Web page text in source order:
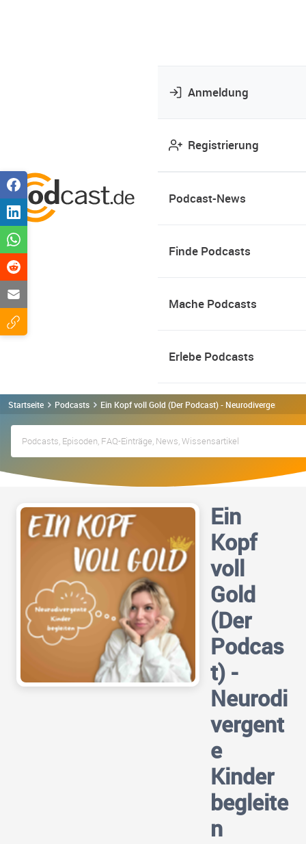
Anmeldung
Registrierung
Podcast-News
Finde Podcasts
Mache Podcasts
Erlebe Podcasts
Startseite Podcasts Ein Kopf voll Gold (Der Podcast) - Neurodivergente
Ein
Kopf
voll
Gold
(Der
Podcas
t) -
Neurodi
vergent
e
Kinder
begleite
n